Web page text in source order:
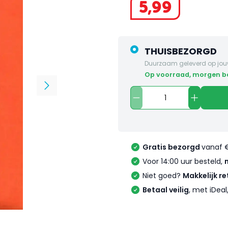
5,99
THUISBEZORGD
Duurzaam geleverd op
op voorraad, morgen
Gratis bezorgd vanaf
Voor 14:00 uur besteld,
Niet goed? Makkelijk
Betaal veilig, met